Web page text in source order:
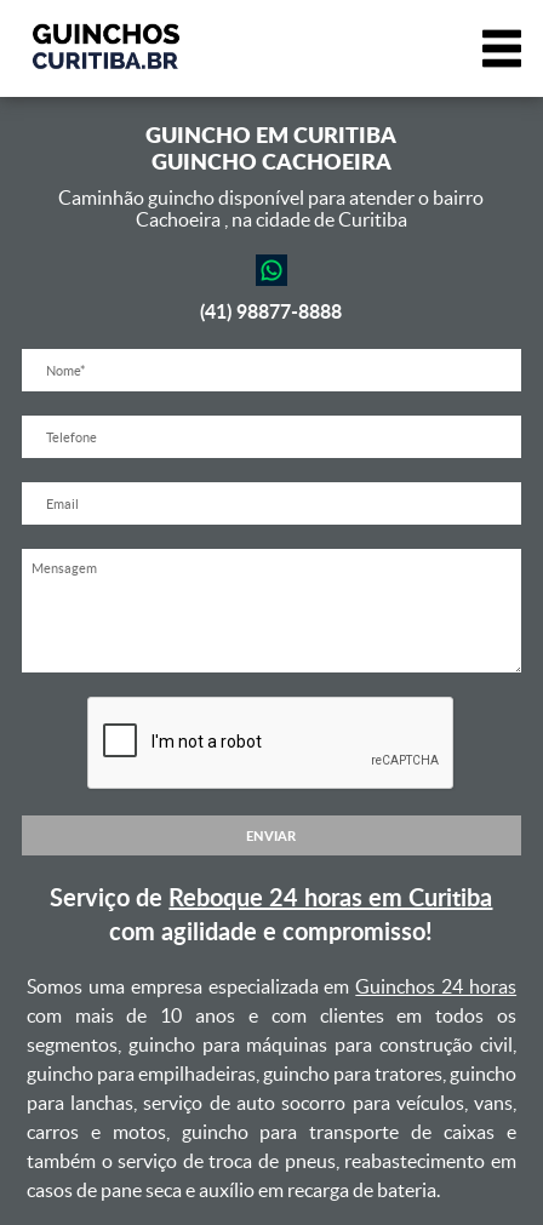
GUINCHO EMCURITIBA
GUINCHO CACHOEIRA
Caminhão guincho disponível para atender o bairro
Cachoeira ,
na cidade de Curitiba
(41) 98877-8888
ENVIAR
Serviço de Reboque 24 horas em Curitiba
com agilidade e compromisso!
Somos uma empresa especializada emGuinchos 24 horas
com mais de 10 anos e com clientes em todos os
segmentos, guincho para máquinas para construção civil,
guincho para empilhadeiras, guincho para tratores, guincho
para lanchas, serviço de auto socorro para veículos, vans,
carros e motos, guincho para transporte de caixas e
também o serviço de troca de pneus, reabastecimento em
casos de pane seca e auxílio em recarga de bateria. ㅤㅤ